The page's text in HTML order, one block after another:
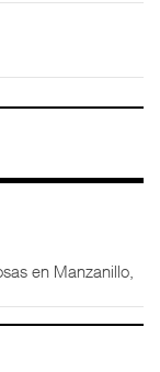
en Manzanillo,